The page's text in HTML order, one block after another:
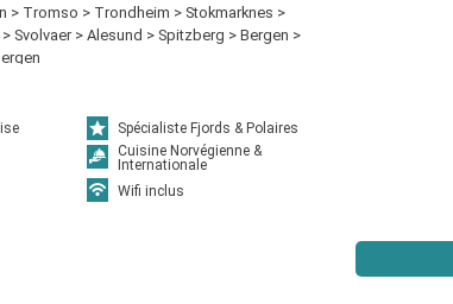
> Tromso > Trondheim > Stokmarknes >
Svolvaer > Alesund > Spitzberg > Bergen >
Spécialiste Fjords & Polaires
Cuisine Norvégienne &
Internationale
Wifi inclus